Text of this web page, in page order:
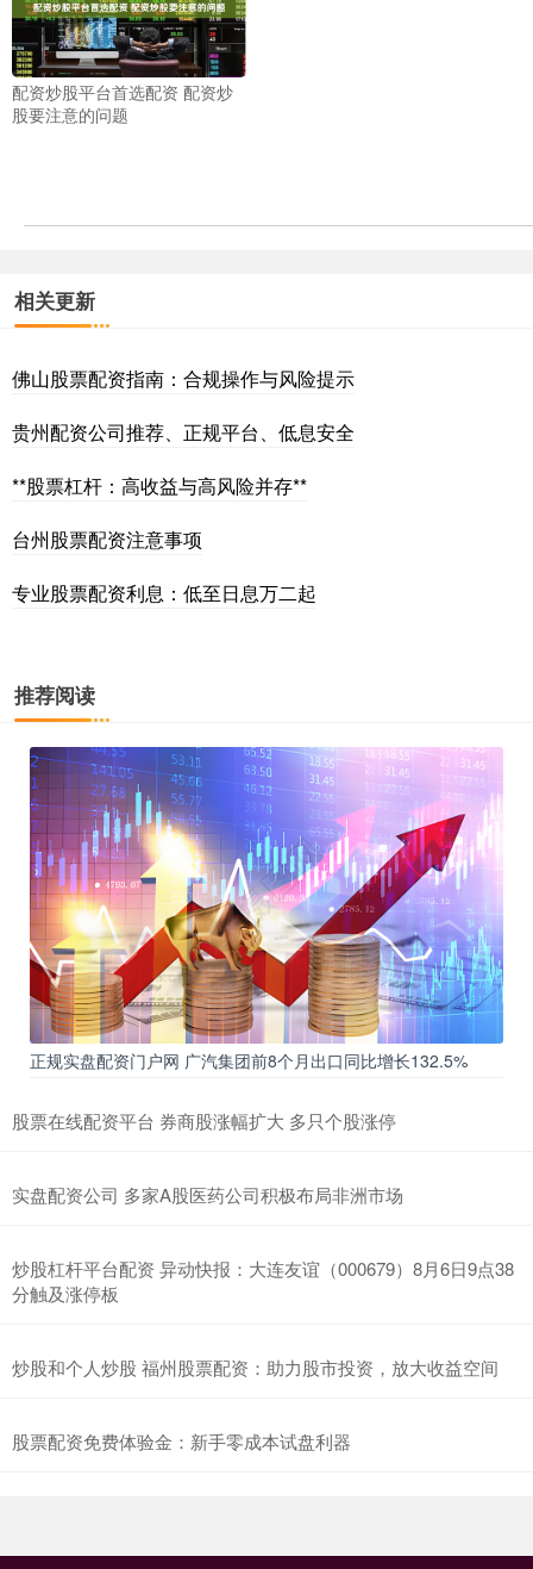
配资炒股平台首选配资 配资炒
股要注意的问题
相关更新
佛山股票配资指南：合规操作与风险提示
贵州配资公司推荐、正规平台、低息安全
**股票杠杆：高收益与高风险并存**
台州股票配资注意事项
专业股票配资利息：低至日息万二起
推荐阅读
正规实盘配资门户网 广汽集团前8个月出口同比增长132.5%
股票在线配资平台 券商股涨幅扩大 多只个股涨停
实盘配资公司 多家A股医药公司积极布局非洲市场
炒股杠杆平台配资 异动快报：大连友谊（000679）8月6日9点38
分触及涨停板
炒股和个人炒股 福州股票配资：助力股市投资，放大收益空间
股票配资免费体验金：新手零成本试盘利器